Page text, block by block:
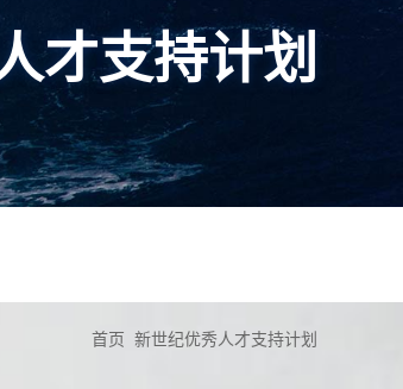
才支持计划
首页 新世纪优秀人才支持计划